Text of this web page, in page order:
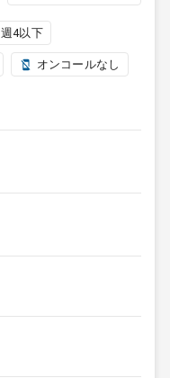
週4以下
オンコールなし